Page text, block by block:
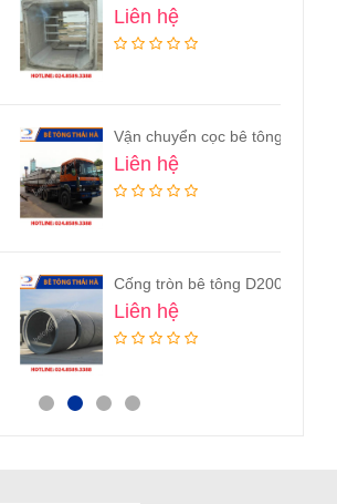
Liên hệ
Vận chuyển cọc bê tông tại Hà Nội
Liên hệ
Cống tròn bê tông D2000
Liên hệ